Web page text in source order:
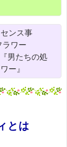
ンス事
ラワー
男たちの処
ー』
とは